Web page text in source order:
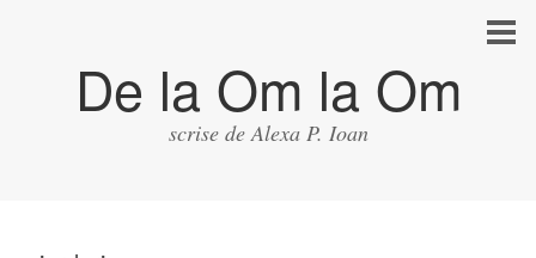
De la Om la Om
scrise de Alexa P. Ioan